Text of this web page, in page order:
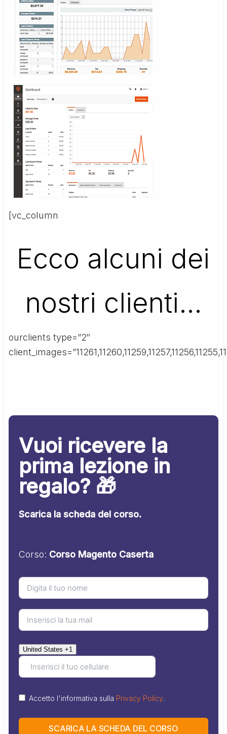
[vc_column
Ecco alcuni dei
nostri clienti…
ourclients type=”2″
Vuoi ricevere la
prima lezione in
regalo? 🎁
Scarica la scheda del corso.
Corso: Corso Magento Caserta
United States +1
Accetto l'informativa sulla Privacy Policy.
SCARICA LA SCHEDA DEL CORSO